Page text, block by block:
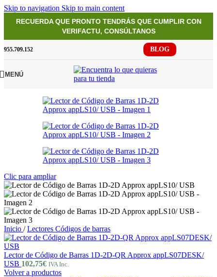
Skip to navigation Skip to main content
RECUERDA QUE PRONTO TENDRÁS QUE CUMPLIR CON
VERIFACTU, CONSÚLTANOS
955.709.152 BLOG
MENÚ
Clic para ampliar
Inicio / Lectores Códigos de barras
Lector de Código de Barras 1D-2D-QR Approx appLS07DESK/
USB 102,75€ IVA Inc.
Volver a productos